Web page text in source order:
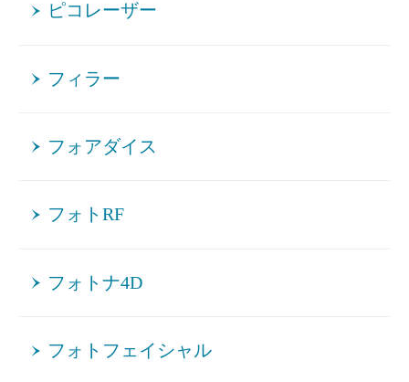
ピコレーザー
フィラー
フォアダイス
フォトRF
フォトナ4D
フォトフェイシャル